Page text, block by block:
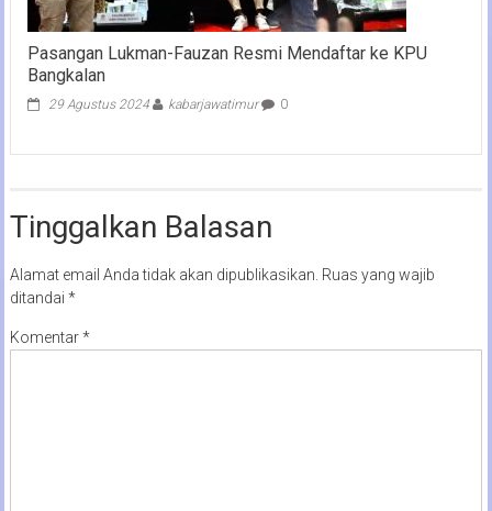
Pasangan Lukman-Fauzan Resmi Mendaftar ke KPU
Bangkalan
29 Agustus 2024 kabarjawatimur 0
Tinggalkan Balasan
Alamat email Anda tidak akan dipublikasikan. Ruas yang wajib
ditandai *
Komentar*